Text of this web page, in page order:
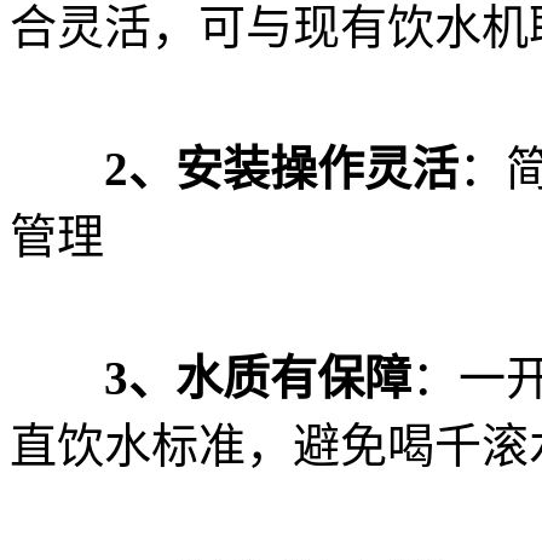
合灵活，可与现有饮水机
2、安装操作灵活：
管理
3、水质有保障：一
直饮水标准，避免喝千滚